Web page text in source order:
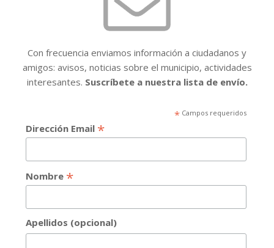
Con frecuencia enviamos información a ciudadanos y
amigos: avisos, noticias sobre el municipio, actividades
interesantes. Suscríbete a nuestra lista de envío.
*Campos requeridos
Dirección Email *
Nombre *
Apellidos (opcional)